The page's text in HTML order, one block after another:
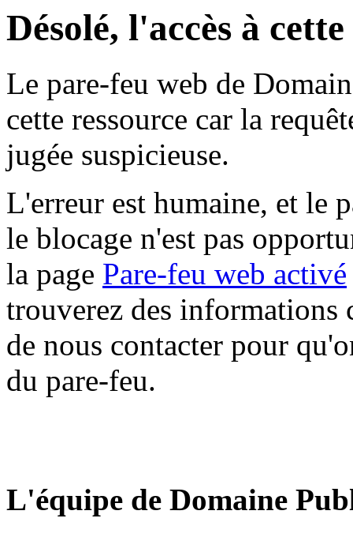
Désolé, l'accès à
Le pare-feu web de
cette ressource car la
jugée suspicieuse.
L'erreur est humaine, et le
le blocage n'est pas
la page Pare-feu web activé
trouverez des informations
de nous contacter pour
du pare-feu.
L'équipe de Domaine